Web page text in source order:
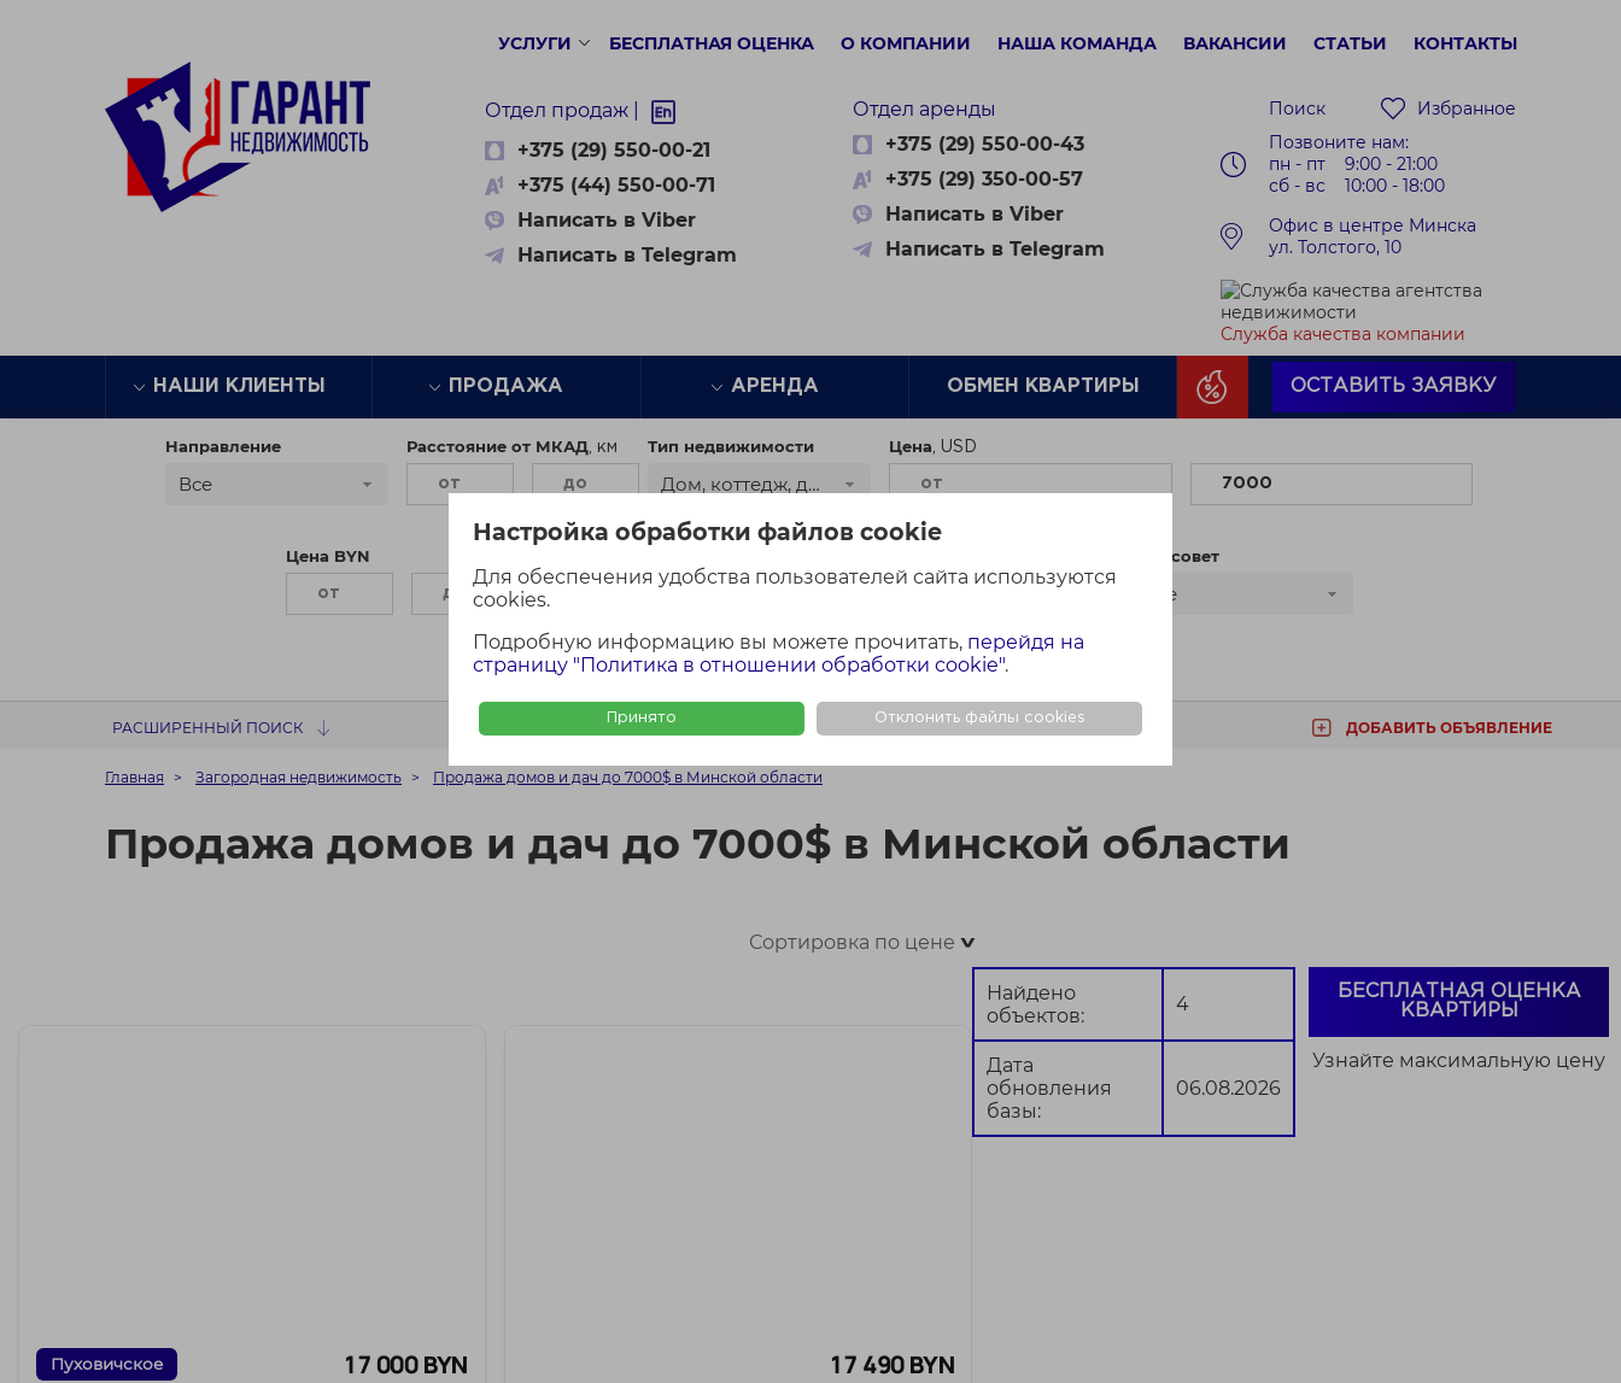
Настройка обработки файлов cookie
Для обеспечения удобства пользователей сайта используются
cookies.
Подробную информацию вы можете прочитать, перейдя на
страницу "Политика в отношении обработки cookie".
Принято Отклонить файлы cookies
УСЛУГИ БЕСПЛАТНАЯ ОЦЕНКА О КОМПАНИИ НАША КОМАНДА ВАКАНСИИ СТАТЬИ КОНТАКТЫ
Отдел продаж |
+375 (29) 550-00-21
+375 (44) 550-00-71
Написать в Viber
Написать в Telegram
Отдел аренды
+375 (29) 550-00-43
+375 (29) 350-00-57
Написать в Viber
Написать в Telegram
Поиск
Избранное
Позвоните нам:
пн - пт 9:00 - 21:00
сб - вс 10:00 - 18:00
Офис в центре Минска
ул. Толстого, 10
Служба качества компании
НАШИ КЛИЕНТЫ ПРОДАЖА АРЕНДА ОБМЕН КВАРТИРЫ ОСТАВИТЬ ЗАЯВКУ
Направление
Все
Расстояние от МКАД Тип недвижимости
Дом, коттедж, дача
Цена
Цена BYN Сельсовет
Все
Найти Сбросить
РАСШИРЕННЫЙ ПОИСК ФОТО + КАРТА ФОТО КАРТА ДОБАВИТЬ ОБЪЯВЛЕНИЕ
Главная Загородная недвижимость Продажа домов и дач до 7000$ в Минской области
Продажа домов и дач до 7000$ в Минской области
Сортировка по цене>
Пуховичское 17 000 BYN 17 490 BYN
Найдено
объектов:
4
Дата
обновления
базы:
06.08.2026
БЕСПЛАТНАЯ ОЦЕНКА
КВАРТИРЫ
Узнайте максимальную цену